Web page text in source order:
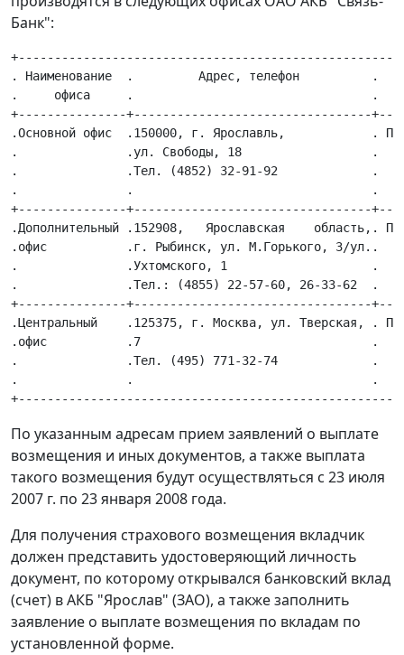
Банк":
. Наименование  .         Адрес, телефон          .
.     офиса     .                                 .
+---------------+---------------------------------
.Основной офис  .150000, г. Ярославль,            .
.               .ул. Свободы, 18                  .
.               .Тел. (4852) 32-91-92             .
.               .                                 .
+---------------+---------------------------------
.Дополнительный .152908,   Ярославская    область,.
.офис           .г. Рыбинск, ул. М.Горького, 3/ул..
.               .Ухтомского, 1                    .  (без
.               .Тел.: (4855) 22-57-60, 26-33-62  .
+---------------+---------------------------------
.Центральный    .125375, г. Москва, ул. Тверская, .
.офис           .7                                .  Пт.:
.               .Тел. (495) 771-32-74             .
.               .                                 .
По указанным адресам прием заявлений о выплате
возмещения и иных документов, а также выплата
такого возмещения будут осуществляться с 23 июля
2007 г. по 23 января 2008 года.
Для получения страхового возмещения вкладчик
должен представить удостоверяющий личность
документ, по которому открывался банковский вклад
(счет) в АКБ "Ярослав" (ЗАО), а также заполнить
заявление о выплате возмещения по вкладам по
установленной форме.